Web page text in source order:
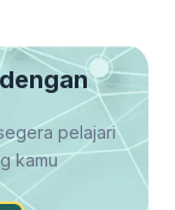
pelajari
kamu